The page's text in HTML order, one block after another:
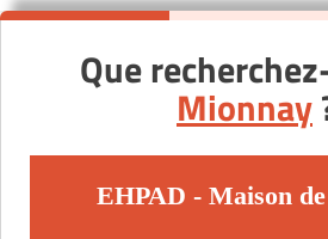
Saint-Trivier-sur-Moignans
Thoiry (01710)
Valserhône (01200)
Autres villes du département
Que
Mionnay
EHPAD - Maison